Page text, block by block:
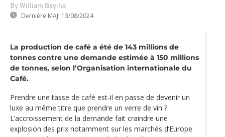
By William Bayiha
Dernière MAJ: 13/08/2024
La production de café a été de 143 millions de
tonnes contre une demande estimée à 150 millions
de tonnes, selon l’Organisation internationale du
Café.
Prendre une tasse de café est-il en passe de devenir un
luxe au même titre que prendre un verre de vin ?
L’accroissement de la demande fait craindre une
explosion des prix notamment sur les marchés d’Europe